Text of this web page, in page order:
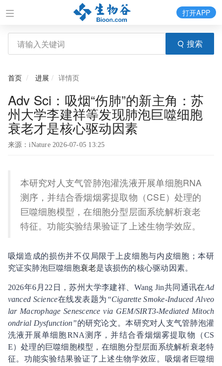
搜索
打开APP
首页 进展 详情页
Adv Sci：吸烟“伤肺”的新主角：苏
州大学李建祥等发现肺泡巨噬细胞
衰老才是核心驱动因素
来源：iNature 2026-07-05 13:25
本研究对人支气管肺泡灌洗液开展单细胞RNA
测序，并结合香烟烟雾提取物（CSE）处理的
巨噬细胞模型，在细胞分型层面系统解析衰老
特征。功能实验结果验证了上述生物学效应。
吸烟造成的损伤并不仅局限于上皮细胞与内皮细胞；本研
究证实肺泡巨噬细胞衰老是该损伤的核心驱动因素。
2026年6月22日，苏州大学李建祥、Wang Jin共同通讯在Ad
vanced Science在线发表题为 “Cigarette Smoke-Induced Alveo
lar Macrophage Senescence via GEM/SIRT3-Mediated Mitoch
ondrial Dysfunction”的研究论文。本研究对人支气管肺泡灌
洗液开展单细胞RNA测序，并结合香烟烟雾提取物（CS
E）处理的巨噬细胞模型，在细胞分型层面系统解析衰老特
征。功能实验结果验证了上述生物学效应。吸烟者巨噬细